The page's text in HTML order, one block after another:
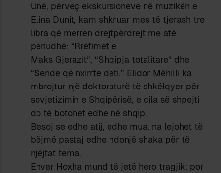
Unë, përveç ekskursioneve në muzikën e
Elina Dunit, kam shkruar mes të tjerash tre
libra që merren drejtpërdrejt me atë
periudhë: “Rrëfimet e
Maks Gjerazit”, “Shqipja totalitare” dhe
“Sende që nxirrte deti.” Elidor Mëhilli ka
mbrojtur një doktoraturë të shkëlqyer për
sovjetizimin e Shqipërisë, e cila së shpejti
do të botohet edhe në shqip.
Besoj se edhe atij, edhe mua, na lejohet të
bëjmë pastaj edhe ndonjë shaka për të
njëjtat tema.
Enver Hoxha mund të jetë hero tragjik; por